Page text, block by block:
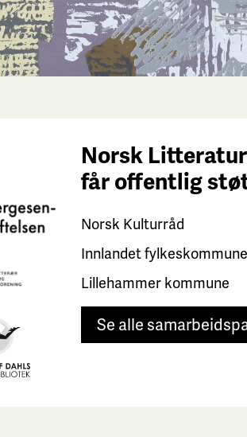
Norsk
får offentlig
Norsk Kulturråd
Innlandet
Lillehammer kommune
Se alle